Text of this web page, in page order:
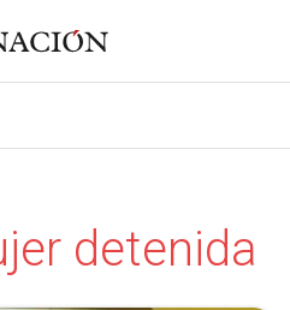
detenida